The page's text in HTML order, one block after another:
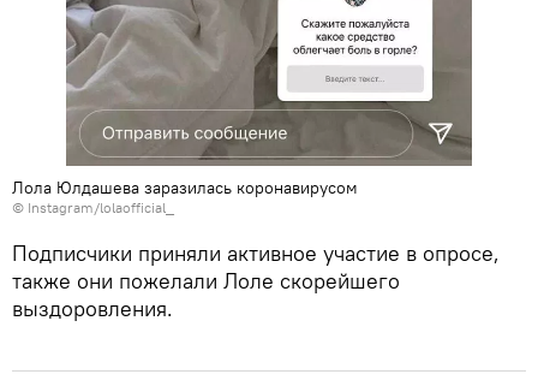
Лола Юлдашева заразилась коронавирусом
© Instagram/lolaofficial_
Подписчики приняли активное участие в опросе,
также они пожелали Лоле скорейшего
выздоровления.